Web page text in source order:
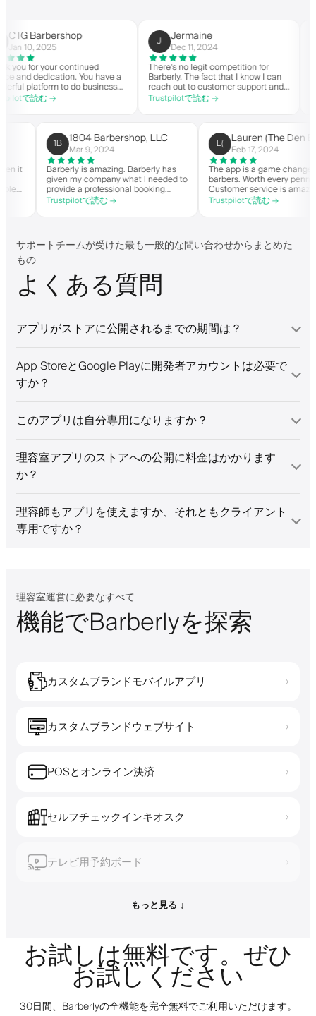
2025
your continued
dedication. You have a
to do business
Thank you from
む →
Jermaine
Dec 11, 2024
There's no legit competition for
Barberly. The fact that I know I can
reach out to customer support and
actually get help is a major reason I
stay. Barberly provides a ton of
Trustpilotで読む →
you
on the
highly
when it
able
1B 1804 Barbershop, LLC
Mar 9, 2024
Barberly is amazing. Barberly has
given my company what I needed to
provide a professional booking
experience for my clients. Their
team has been exceptional,
Trustpilotで読む →
L( Lauren
Feb 17, 2024
The app is a game
barbers. Worth
Customer service
helps with
they need.
Trustpilotで読む →
サポートチームが受けた最も一般的な問い合わせからまとめた
もの
よくある質問
アプリがストアに公開されるまでの期間は？
App StoreとGoogle Playに開発者アカウントは必要で
すか？
このアプリは自分専用になりますか？
理容室アプリのストアへの公開に料金はかかります
か？
理容師もアプリを使えますか、それともクライアント
専用ですか？
理容室運営に必要なすべて
機能でBarberlyを探索
カスタムブランドモバイルアプリ ›
カスタムブランドウェブサイト ›
POSとオンライン決済 ›
セルフチェックインキオスク ›
テレビ用予約ボード ›
もっと見る ↓
お試しは無料です。ぜひ
お試しください
30日間、Barberlyの全機能を完全無料でご利用いただけます。